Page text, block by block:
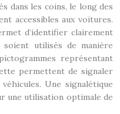
dans les coins, le long des
accessibles aux voitures.
d’identifier clairement
soient utilisés de manière
représentant
permettent de signaler
Une signalétique
une utilisation optimale de